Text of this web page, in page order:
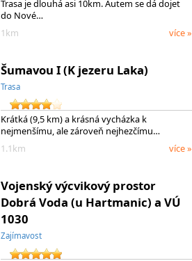
Trasa je dlouhá asi 10km. Autem se dá dojet
do Nové…
1km
více »
Šumavou I (K jezeru Laka)
Trasa
Krátká (9,5 km) a krásná vycházka k
nejmenšímu, ale zároveň nejhezčímu…
1.1km
více »
Vojenský výcvikový prostor
Dobrá Voda (u Hartmanic) a VÚ
1030
Zajímavost